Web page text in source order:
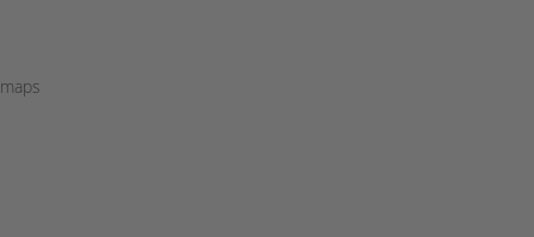
maps